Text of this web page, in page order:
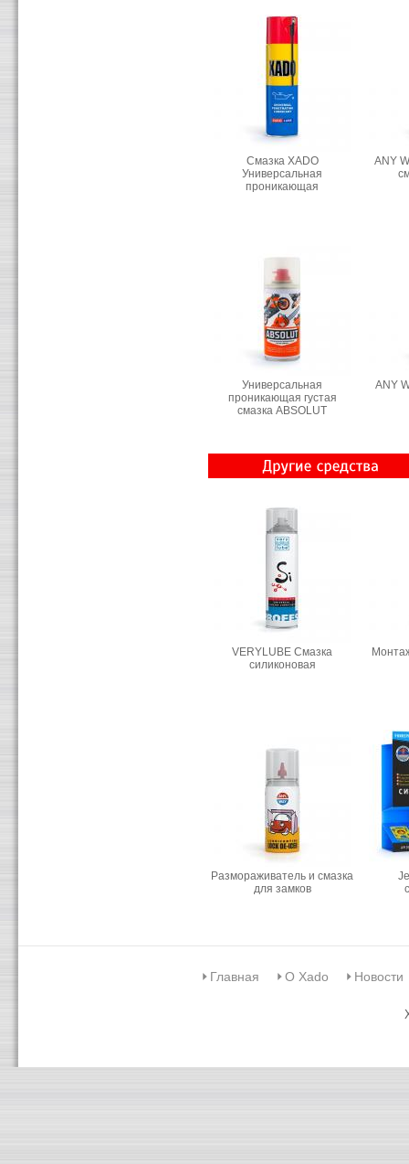
Смазка ХАDO
Универсальная
проникающая
ANY
Универсальная
проникающая густая
смазка ABSOLUT
ANY
VERYLUBE Смазка
силиконовая
Размораживатель и смазка
для замков
Главная О Xado Новости